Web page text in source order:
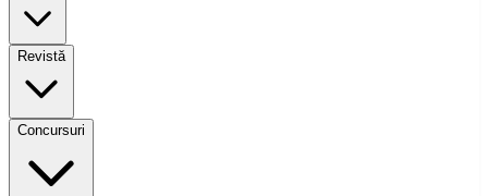
Revistă
Concursuri